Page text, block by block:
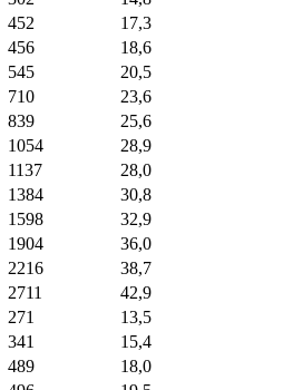
452
17,3
456
18,6
545
20,5
710
23,6
839
25,6
1054
28,9
1137
28,0
1384
30,8
1598
32,9
1904
36,0
2216
38,7
2711
42,9
271
13,5
341
15,4
489
18,0